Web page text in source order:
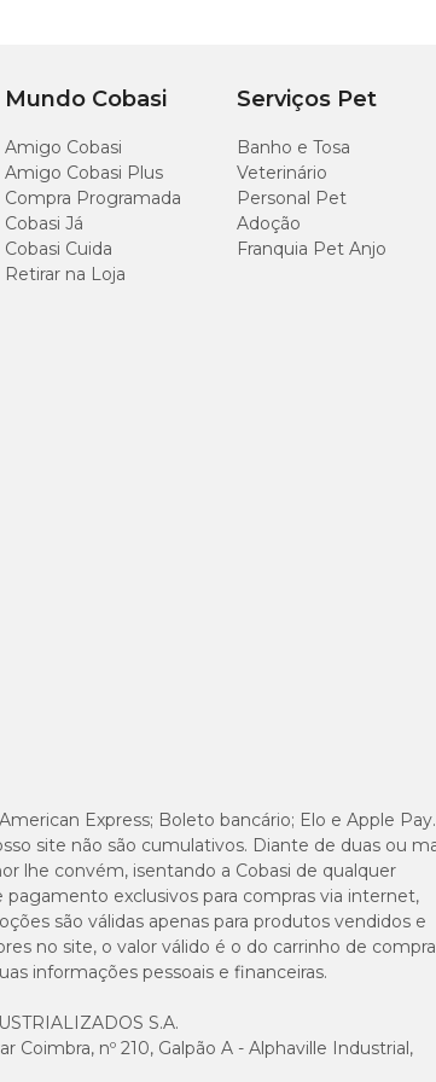
fazer a transição gradativa. Para isto, comece adicionando
Assim, o gato não sentirá tanto a mudança, aceitando
Mundo Cobasi
Amigo Cobasi
Amigo Cobasi Plus
Compra Programada
Cobasi Já
Cobasi Cuida
Retirar na Loja
Serviços Pet
Banho e Tosa
Veterinário
Personal Pet
Adoção
Franquia Pet Anjo
Express; Boleto bancário; Elo e Apple Pay.
site não são cumulativos. Diante de duas ou
lhe convém, isentando a Cobasi de qualquer
exclusivos para compras via internet,
são válidas apenas para produtos vendidos e
no site, o valor válido é o do carrinho de
informações pessoais e financeiras.
S.A.
Coimbra, nº 210, Galpão A - Alphaville Industrial,